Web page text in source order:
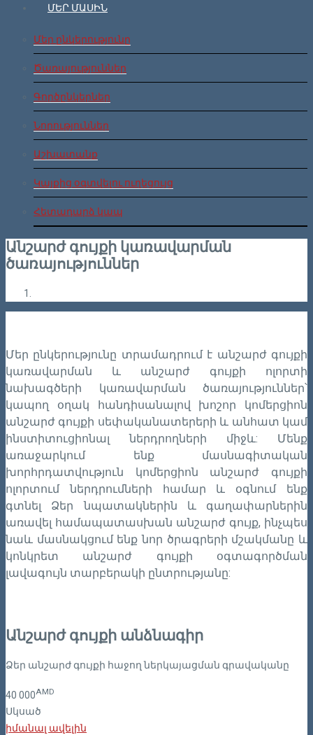
ՄԵՐ ՄԱՍԻՆ
Մեր ընկերությունը
Ծառայություններ
Գործընկերներ
Նորություններ
Աշխատանք
Կայքից օգտվելու ուղեցույց
Հետադարձ կապ
Անշարժ գույքի կառավարման
ծառայություններ
Մեր ընկերությունը տրամադրում է անշարժ գույքի
կառավարման և անշարժ գույքի ոլորտի
նախագծերի կառավարման ծառայություններ՝
կապող օղակ հանդիսանալով խոշոր կոմերցիոն
անշարժ գույքի սեփականատերերի և անհատ կամ
ինստիտուցիոնալ ներդրողների միջև: Մենք
առաջարկում ենք մասնագիտական
խորհրդատվություն կոմերցիոն անշարժ գույքի
ոլորտում ներդրումների համար և օգնում ենք
գտնել Ձեր նպատակներին և գաղափարներին
առավել համապատասխան անշարժ գույք, ինչպես
նաև մասնակցում ենք նոր ծրագրերի մշակմանը և
կոնկրետ անշարժ գույքի օգտագործման
լավագույն տարբերակի ընտրությանը:
Անշարժ գույքի անձնագիր
Ձեր անշարժ գույքի հաջող ներկայացման գրավականը
40 000AMD
Սկսած
իմանալ ավելին